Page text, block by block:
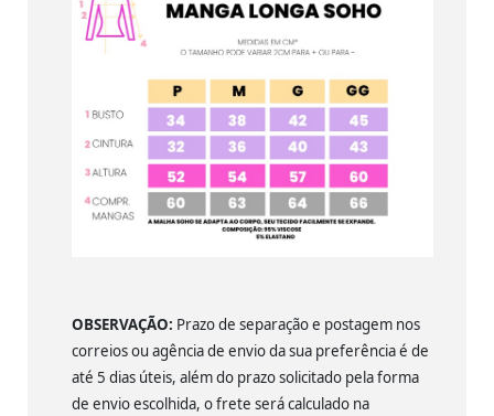
OBSERVAÇÃO: Prazo de separação e postagem nos
correios ou agência de envio da sua preferência é de
até 5 dias úteis, além do prazo solicitado pela forma
de envio escolhida, o frete será calculado na